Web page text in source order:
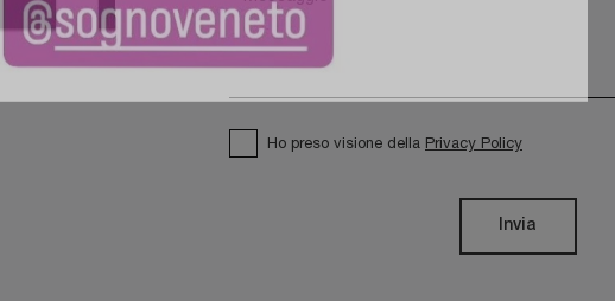
Ho preso visione della Privacy Policy
Invia